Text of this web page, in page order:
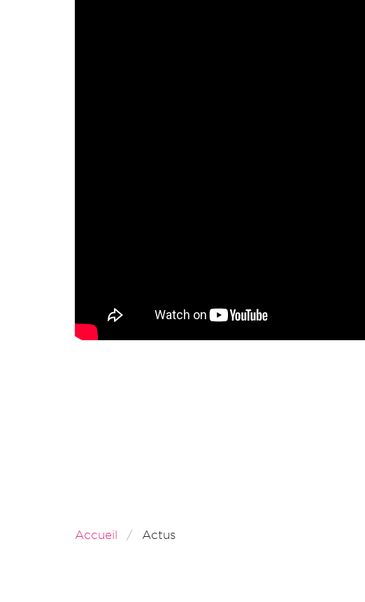
Accueil Actus